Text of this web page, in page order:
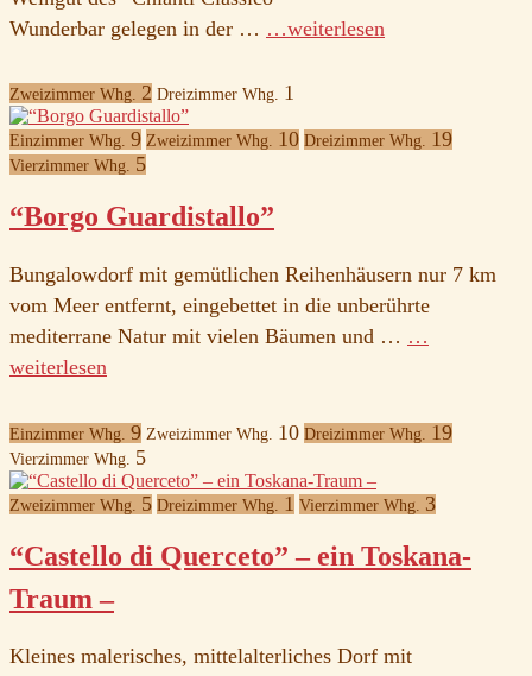
Wunderbar gelegen in der … …weiterlesen
Zweizimmer Whg. 2 Dreizimmer Whg. 1
Einzimmer Whg. 9 Zweizimmer Whg. 10 Dreizimmer Whg. 19
Vierzimmer Whg. 5
“Borgo Guardistallo”
Bungalowdorf mit gemütlichen Reihenhäusern nur 7 km
vom Meer entfernt, eingebettet in die unberührte
mediterrane Natur mit vielen Bäumen und … …
weiterlesen
Einzimmer Whg. 9 Zweizimmer Whg. 10 Dreizimmer Whg. 19
Vierzimmer Whg. 5
Zweizimmer Whg. 5 Dreizimmer Whg. 1 Vierzimmer Whg. 3
“Castello di Querceto” – ein Toskana-
Traum –
Kleines malerisches, mittelalterliches Dorf mit